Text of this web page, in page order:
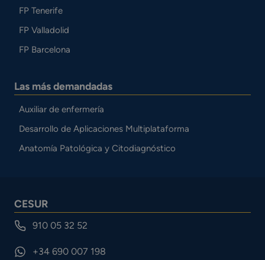
FP Tenerife
FP Valladolid
FP Barcelona
Las más demandadas
Auxiliar de enfermería
Desarrollo de Aplicaciones Multiplataforma
Anatomía Patológica y Citodiagnóstico
CESUR
910 05 32 52
+34 690 007 198